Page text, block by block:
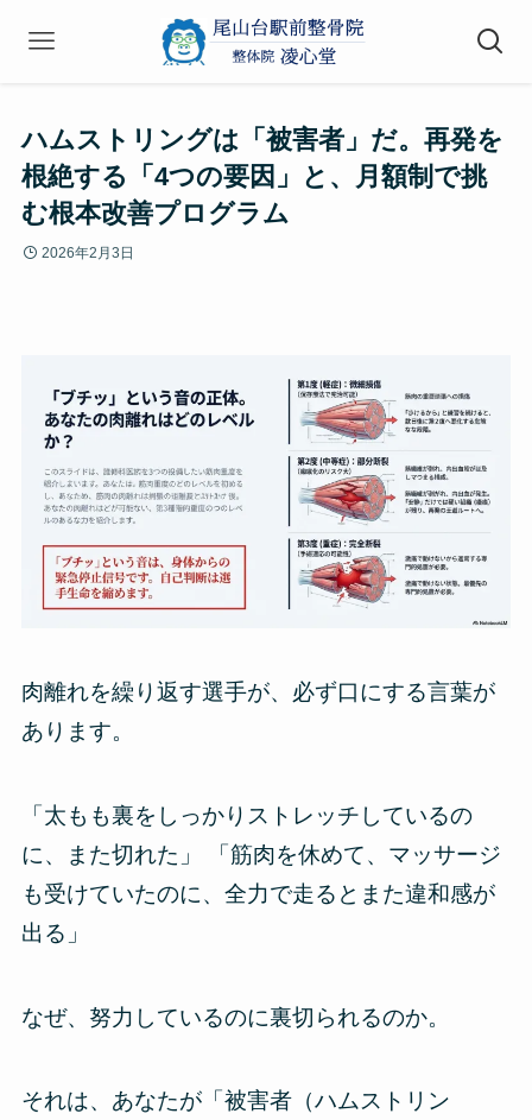
ハムストリングは「被害者」だ。再発を
根絶する「4つの要因」と、月額制で挑
む根本改善プログラム
2026年2月3日
肉離れを繰り返す選手が、必ず口にする言葉が
あります。
「太もも裏をしっかりストレッチしているの
に、また切れた」 「筋肉を休めて、マッサージ
も受けていたのに、全力で走るとまた違和感が
出る」
なぜ、努力しているのに裏切られるのか。
それは、あなたが「被害者（ハムストリン